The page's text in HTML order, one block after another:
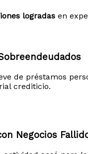
logradas en
de préstamos
crediticio.
Negocios